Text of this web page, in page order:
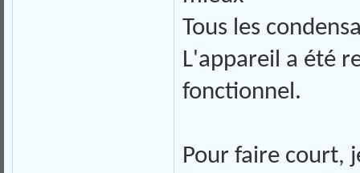
Tous les
L'appareil a été
fonctionnel.
Pour faire court,